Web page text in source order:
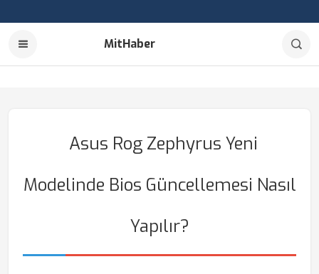
MitHaber
Asus Rog Zephyrus Yeni
Modelinde Bios Güncellemesi Nasıl
Yapılır?